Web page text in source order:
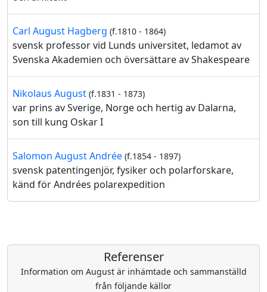
Carl August Hagberg (f.1810 - 1864)
svensk professor vid Lunds universitet, ledamot av
Svenska Akademien och översättare av Shakespeare
Nikolaus August (f.1831 - 1873)
var prins av Sverige, Norge och hertig av Dalarna,
son till kung Oskar I
Salomon August Andrée (f.1854 - 1897)
svensk patentingenjör, fysiker och polarforskare,
känd för Andrées polarexpedition
Referenser
Information om August är inhämtade och sammanställd
från följande källor